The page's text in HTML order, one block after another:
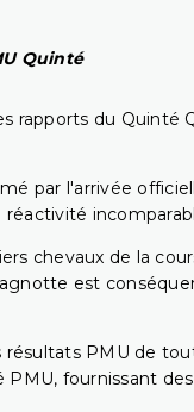
Quinté
rapports du Quinté
par l'arrivée
chevaux de la
est
PMU de
fournissant